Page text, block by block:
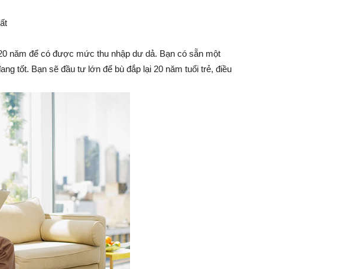
năm để có được mức thu nhập dư dả. Bạn có sẵn một
tốt. Bạn sẽ đầu tư lớn để bù đắp lại 20 năm tuổi trẻ, điều